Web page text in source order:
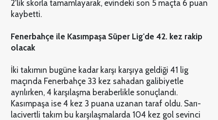
2'lik skorla tamamlayarak, evindeki son 5 maçta 6 puan
kaybetti.
Fenerbahçe ile Kasımpaşa Süper Lig'de 42. kez rakip
olacak
İki takımın bugüne kadar karşı karşıya geldiği 41 lig
maçında Fenerbahçe 33 kez sahadan galibiyetle
ayrılırken, 4 karşılaşma beraberlikle sonuçlandı.
Kasımpaşa ise 4 kez 3 puana uzanan taraf oldu. Sarı-
lacivertli takım bu karşılaşmalarda 104 kez gol sevinci